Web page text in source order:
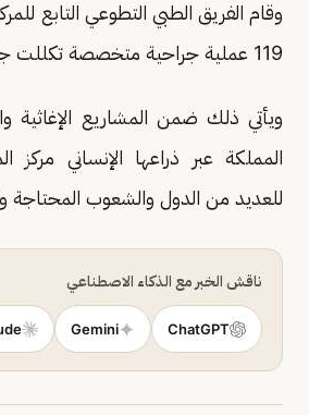
وقام الفريق الطبي التطوعي التابع
119 عملية جراحية متخصصة تكللت جميعها بالنجاح التام.
ويأتي ذلك ضمن المشاريع الإغاثية
المملكة عبر ذراعها الإنساني مركز
للعديد من الدول والشعوب المحتاجة
ناقش الخبر مع الذكاء الاصطناعي
ChatGPT
Gemini